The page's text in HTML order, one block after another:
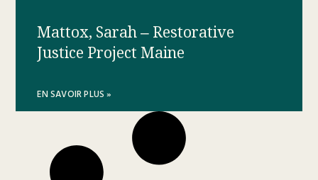
Mattox, Sarah – Restorative
Justice Project Maine
EN SAVOIR PLUS »